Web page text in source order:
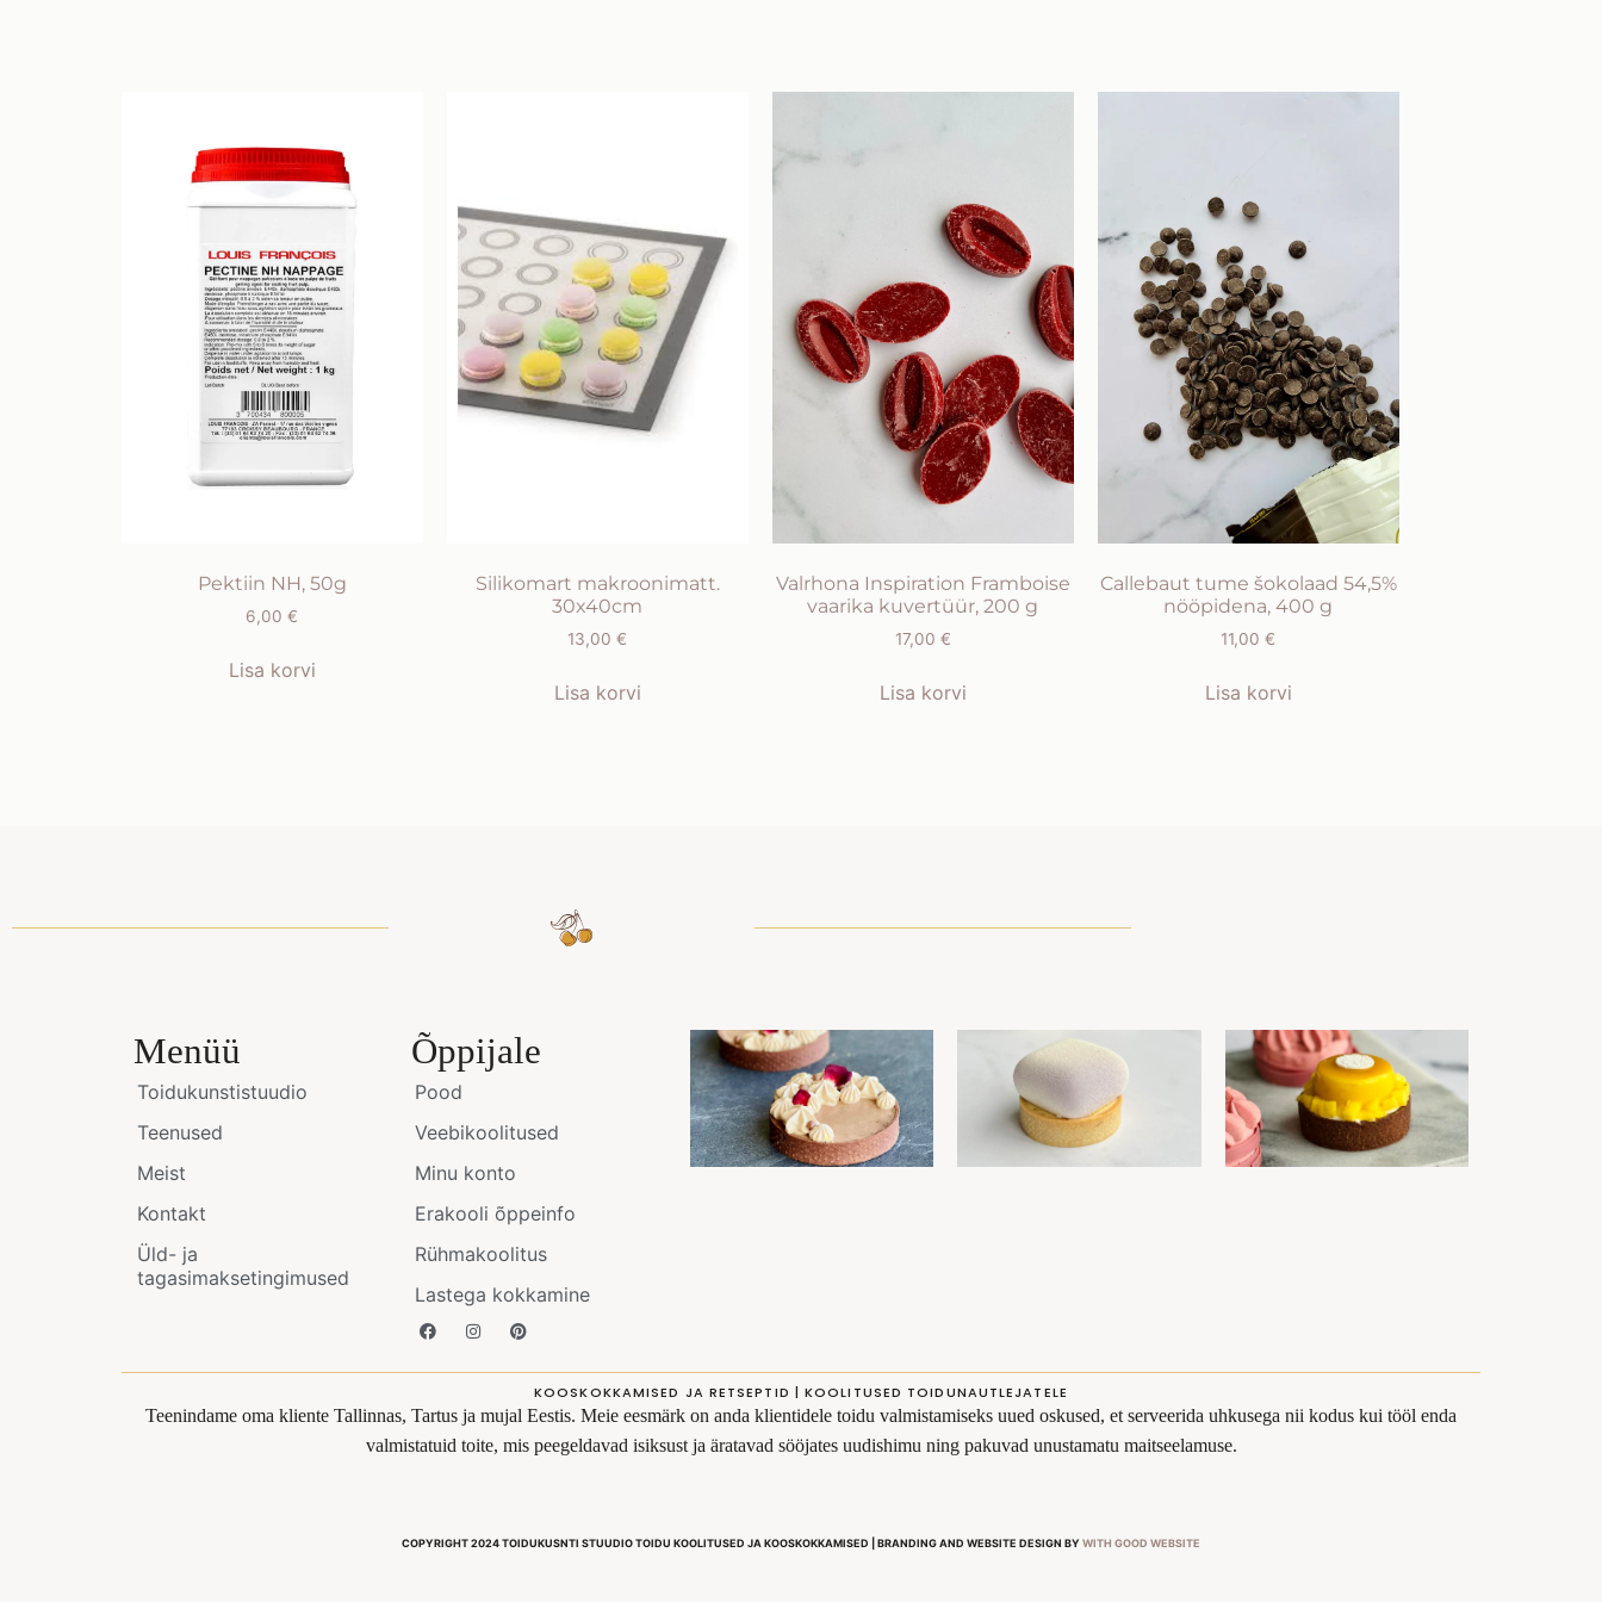
Pektiin NH, 50g
6,00€
Lisa korvi
Silikomart makroonimatt.
30x40cm
13,00€
Lisa korvi
Valrhona Inspiration Framboise
vaarika kuvertüür, 200 g
17,00 €
Lisa korvi
Callebaut tume šokolaad 54,5%
nööpidena, 400 g
11,00€
Lisa korvi
Menüü
Toidukunstistuudio
Teenused
Meist
Kontakt
Üld- ja
tagasimaksetingimused
Õppijale
Pood
Veebikoolitused
Minu konto
Erakooli õppeinfo
Rühmakoolitus
Lastega kokkamine
KOOSKOKKAMISED JA RETSEPTID | KOOLITUSED TOIDUNAUTLEJATELE
Teenindame oma kliente Tallinnas, Tartus ja mujal Eestis. Meie eesmärk on anda klientidele toidu valmistamiseks uued oskused, et serveerida uhkusega nii kodus kui tööl enda
valmistatuid toite, mis peegeldavad isiksust ja äratavad sööjates uudishimu ning pakuvad unustamatu maitseelamuse.
COPYRIGHT 2024 TOIDUKUSNTI STUUDIO TOIDU KOOLITUSED JA KOOSKOKKAMISED | BRANDING AND WEBSITE DESIGN BY WITH GOOD WEBSITE